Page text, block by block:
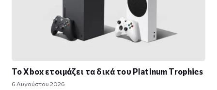
Το Xbox ετοιμάζει τα δικά του Platinum Trophies
6 Αυγούστου 2026